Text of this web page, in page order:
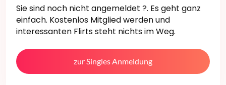
Sie sind noch nicht angemeldet ?. Es geht ganz
einfach. Kostenlos Mitglied werden und
interessanten Flirts steht nichts im Weg.
zur Singles Anmeldung